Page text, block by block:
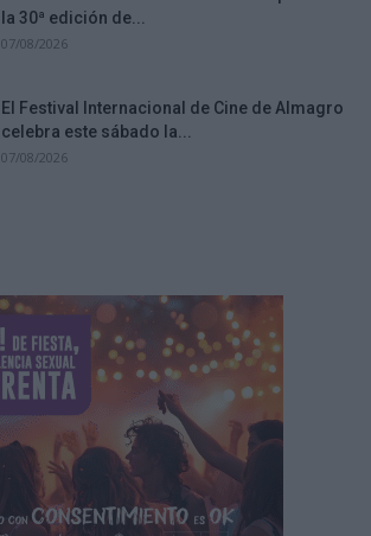
la 30ª edición de...
07/08/2026
El Festival Internacional de Cine de Almagro
celebra este sábado la...
07/08/2026